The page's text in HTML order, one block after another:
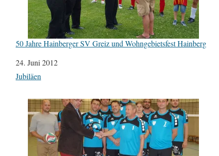
50 Jahre Hainberger SV Greiz und Wohngebietsfest Hainberg
Datum
24. Juni 2012
In Bezug auf
Jubiläen